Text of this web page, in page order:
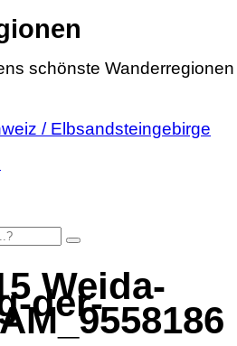
schönste Wanderregionen
/ Elbsandsteingebirge
Weida-
der-